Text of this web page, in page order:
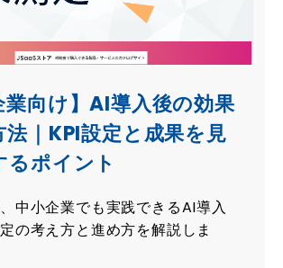
業向け】AI導入後の効果
法｜KPI設定と成果を見
るポイント
中小企業でも実践できるAI導入
の考え方と進め方を解説しま